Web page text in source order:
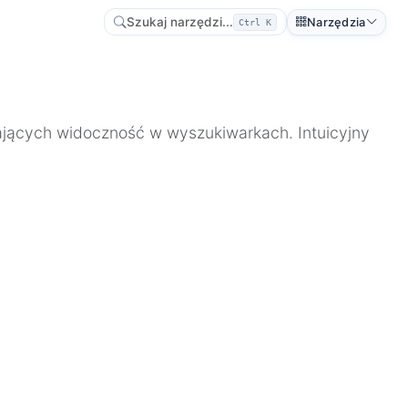
Szukaj narzędzi... Ctrl K Narzędzia
widoczność w wyszukiwarkach. Intuicyjny